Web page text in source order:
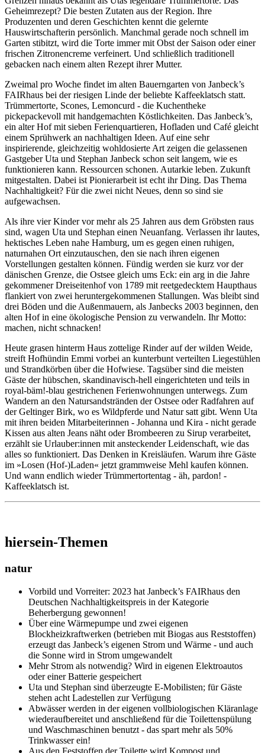
Geheimrezept? Die besten Zutaten aus der Region. Ihre
Produzenten und deren Geschichten kennt die gelernte
Hauswirtschafterin persönlich. Manchmal gerade noch schnell im
Garten stibitzt, wird die Torte immer mit Obst der Saison oder einer
frischen Zitronencreme verfeinert. Und schließlich traditionell
gebacken nach einem alten Rezept ihrer Mutter.
Zweimal pro Woche findet im alten Bauerngarten von Janbeck’s
FAIRhaus bei der riesigen Linde der beliebte Kaffeeklatsch statt.
Trümmertorte, Scones, Lemoncurd - die Kuchentheke
pickepackevoll mit handgemachten Köstlichkeiten. Das Janbeck’s,
ein alter Hof mit sieben Ferienquartieren, Hofladen und Café gleicht
einem Sprühwerk an nachhaltigen Ideen. Auf eine sehr
inspirierende, gleichzeitig wohldosierte Art zeigen die gelassenen
Gastgeber Uta und Stephan Janbeck schon seit langem, wie es
funktionieren kann. Ressourcen schonen. Autarkie leben. Zukunft
mitgestalten. Dabei ist Pionierarbeit ist echt ihr Ding. Das Thema
Nachhaltigkeit? Für die zwei nicht Neues, denn so sind sie
aufgewachsen.
Als ihre vier Kinder vor mehr als 25 Jahren aus dem Gröbsten raus
sind, wagen Uta und Stephan einen Neuanfang. Verlassen ihr lautes,
hektisches Leben nahe Hamburg, um es gegen einen ruhigen,
naturnahen Ort einzutauschen, den sie nach ihren eigenen
Vorstellungen gestalten können. Fündig werden sie kurz vor der
dänischen Grenze, die Ostsee gleich ums Eck: ein arg in die Jahre
gekommener Dreiseitenhof von 1789 mit reetgedecktem Haupthaus
flankiert von zwei heruntergekommenen Stallungen. Was bleibt sind
drei Böden und die Außenmauern, als Janbecks 2003 beginnen, den
alten Hof in eine ökologische Pension zu verwandeln. Ihr Motto:
machen, nicht schnacken!
Heute grasen hinterm Haus zottelige Rinder auf der wilden Weide,
streift Hofhündin Emmi vorbei an kunterbunt verteilten Liegestühlen
und Strandkörben über die Hofwiese. Tagsüber sind die meisten
Gäste der hübschen, skandinavisch-hell eingerichteten und teils in
royal-bäm!-blau gestrichenen Ferienwohnungen unterwegs. Zum
Wandern an den Natursandstränden der Ostsee oder Radfahren auf
der Geltinger Birk, wo es Wildpferde und Natur satt gibt. Wenn Uta
mit ihren beiden Mitarbeiterinnen - Johanna und Kira - nicht gerade
Kissen aus alten Jeans näht oder Brombeeren zu Sirup verarbeitet,
erzählt sie Urlauber:innen mit ansteckender Leidenschaft, wie das
alles so funktioniert. Das Denken in Kreisläufen. Warum ihre Gäste
im »Losen (Hof-)Laden« jetzt grammweise Mehl kaufen können.
Und wann endlich wieder Trümmertortentag - äh, pardon! -
Kaffeeklatsch ist.
hiersein-Themen
natur
Vorbild und Vorreiter: 2023 hat Janbeck’s FAIRhaus den
Deutschen Nachhaltigkeitspreis in der Kategorie
Beherbergung gewonnen!
Über eine Wärmepumpe und zwei eigenen
Blockheizkraftwerken (betrieben mit Biogas aus Reststoffen)
erzeugt das Janbeck’s eigenen Strom und Wärme - und auch
die Sonne wird in Strom umgewandelt
Mehr Strom als notwendig? Wird in eigenen Elektroautos
oder einer Batterie gespeichert
Uta und Stephan sind überzeugte E-Mobilisten; für Gäste
stehen acht Ladestellen zur Verfügung
Abwässer werden in der eigenen vollbiologischen Kläranlage
wiederaufbereitet und anschließend für die Toilettenspülung
und Waschmaschinen benutzt - das spart mehr als 50%
Trinkwasser ein!
Aus den Feststoffen der Toilette wird Kompost und